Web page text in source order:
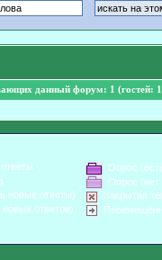
данный форум: 1 (гостей:
новые ответы)
новых ответов)
Опрос
Опрос (нет
Закрытая